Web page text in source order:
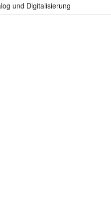
und Digitalisierung